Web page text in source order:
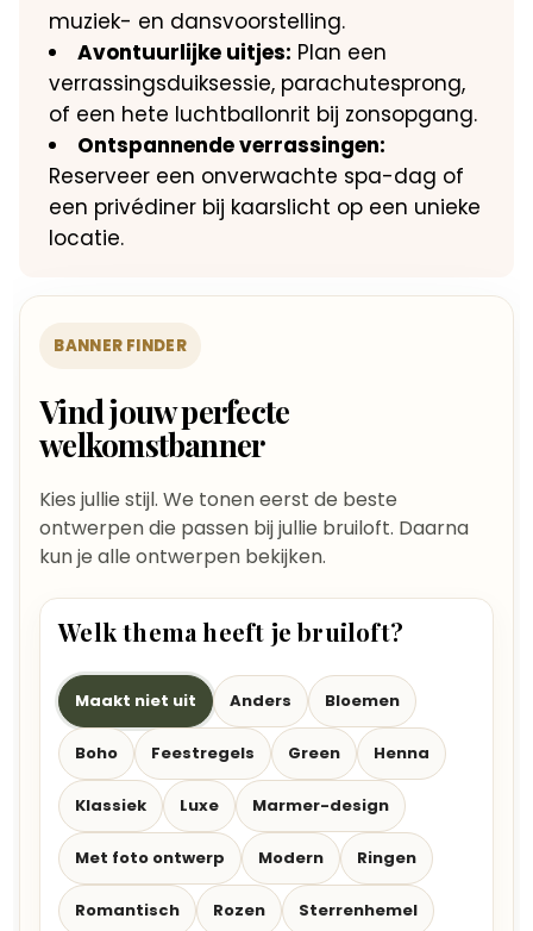
muziek- en dansvoorstelling.
Avontuurlijke uitjes: Plan een
verrassingsduiksessie, parachutesprong,
of een hete luchtballonrit bij zonsopgang.
Ontspannende verrassingen:
Reserveer een onverwachte spa-dag of
een privédiner bij kaarslicht op een unieke
locatie.
BANNER FINDER
Vind jouw perfecte
welkomstbanner
Kies jullie stijl. We tonen eerst de beste
ontwerpen die passen bij jullie bruiloft. Daarna
kun je alle ontwerpen bekijken.
Welk thema heeft je bruiloft?
Maakt niet uit Anders Bloemen
Boho Feestregels Green Henna
Klassiek Luxe Marmer-design
Met foto ontwerp Modern Ringen
Romantisch Rozen Sterrenhemel